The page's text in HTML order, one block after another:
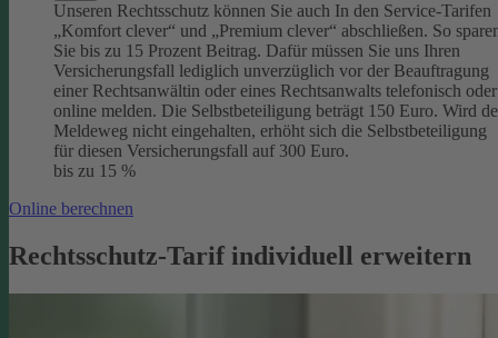
Unseren Rechtsschutz können Sie auch In den Service-Tarifen
„Komfort clever“ und „Premium clever“ abschließen. So
Sie bis zu 15 Prozent Beitrag. Dafür müssen Sie uns Ihren
Versicherungsfall lediglich unverzüglich vor der Beauftragung
einer Rechtsanwältin oder eines Rechtsanwalts telefonisch oder
online melden. Die Selbstbeteiligung beträgt 150 Euro. Wird
Meldeweg nicht eingehalten, erhöht sich die Selbstbeteiligung
für diesen Versicherungsfall auf 300 Euro.
bis zu 15 %
Online berechnen
Rechtsschutz-Tarif individuell erweitern